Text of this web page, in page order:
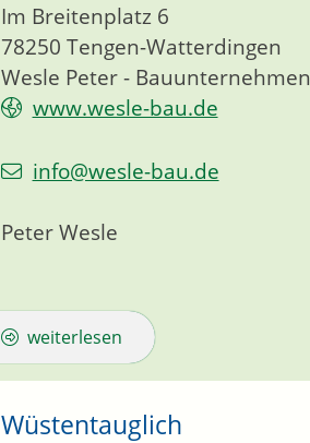
Wesle Peter - Bauunternehmen
Im Breitenplatz 6
78250 Tengen-Watterdingen
www.wesle-bau.de
info@wesle-bau.de
Peter Wesle
weiterlesen
Wüstentauglich